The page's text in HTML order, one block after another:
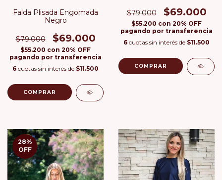
Falda Plisada Engomada
Negro
$79.000 $69.000
$55.200 con 20% OFF
pagando por transferencia
6 cuotas sin interés de $11.500
COMPRAR
$79.000 $69.000
$55.200 con 20% OFF
pagando por transferencia
6 cuotas sin interés de $11.500
COMPRAR
28%
OFF